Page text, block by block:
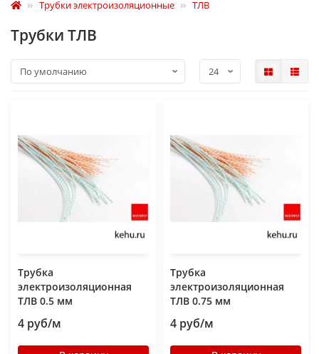
Трубки электроизоляционные ТЛВ
Трубки ТЛВ
Трубка
электроизоляционная
ТЛВ 0.5 мм
4 руб/м
Трубка
электроизоляционная
ТЛВ 0.75 мм
4 руб/м